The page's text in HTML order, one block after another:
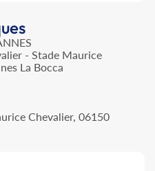
- Stade Maurice
La Bocca
Chevalier, 06150